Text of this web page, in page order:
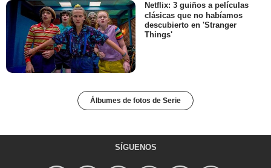
Netflix: 3 guiños a películas
clásicas que no habíamos
descubierto en 'Stranger
Things'
Álbumes de fotos de Serie
SÍGUENOS